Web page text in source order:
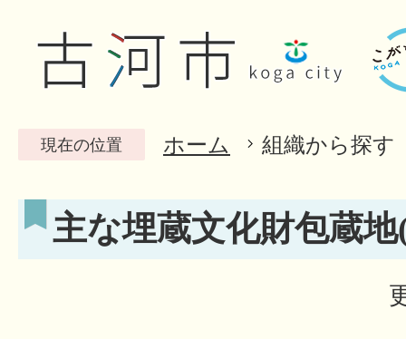
現在の位置 ホーム 組織から探す
主な埋蔵文化財包蔵